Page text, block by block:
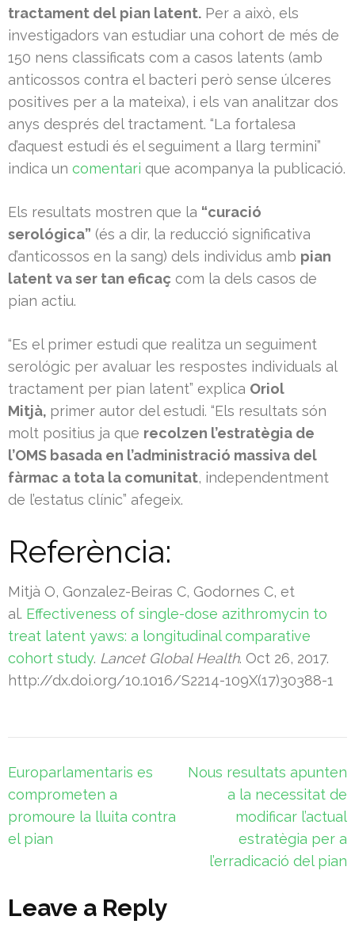
tractament del pian latent. Per a això, els
investigadors van estudiar una cohort de més de
150 nens classificats com a casos latents (amb
anticossos contra el bacteri però sense úlceres
positives per a la mateixa), i els van analitzar dos
anys després del tractament. “La fortalesa
d’aquest estudi és el seguiment a llarg termini”
indica un comentari que acompanya la publicació.
Els resultats mostren que la “curació
serológica” (és a dir, la reducció significativa
d’anticossos en la sang) dels individus amb pian
latent va ser tan eficaç com la dels casos de
pian actiu.
“Es el primer estudi que realitza un seguiment
serológic per avaluar les respostes individuals al
tractament per pian latent” explica Oriol
Mitjà, primer autor del estudi. “Els resultats són
molt positius ja que recolzen l’estratègia de
l’OMS basada en l’administració massiva del
fàrmac a tota la comunitat, independentment
de l’estatus clínic” afegeix.
Referència:
Mitjà O, Gonzalez-Beiras C, Godornes C, et
al. Effectiveness of single-dose azithromycin to
treat latent yaws: a longitudinal comparative
cohort study. Lancet Global Health. Oct 26, 2017.
http://dx.doi.org/10.1016/S2214-109X(17)30388-1
Navegació
d'entrades
Europarlamentaris es
comprometen a
promoure la lluita contra
el pian
Nous resultats apunten
a la necessitat de
modificar l’actual
estratègia per a
l’erradicació del pian
Leave a Reply